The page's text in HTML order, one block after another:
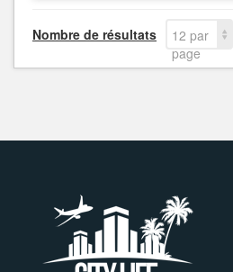
Nombre de résultats
12 par
page